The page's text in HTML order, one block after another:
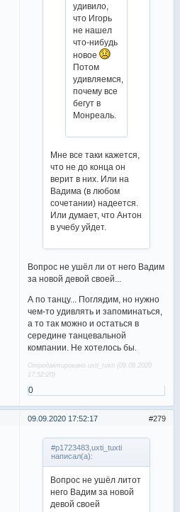
удивило,
что Игорь
не нашел
что-нибудь
новое
Потом
удивляемся,
почему все
бегут в
Монреаль.
Мне все таки кажется,
что не до конца он
верит в них. Или на
Вадима (в любом
сочетании) надеется.
Или думает, что Антон
в учебу уйдет.
Вопрос не ушёл ли от него Вадим
за новой девой своей...
А по танцу... Поглядим, но нужно
чем-то удивлять и запоминаться,
а то так можно и остаться в
середине танцевальной
компании. Не хотелось бы.
Отредактировано uxti_tuxti (09.09.2020
17:52:20)
0
279
09.09.2020 17:52:17
#p1723483,uxti_tuxti
написал(а):
Вопрос не ушёл литот
него Вадим за новой
девой своей